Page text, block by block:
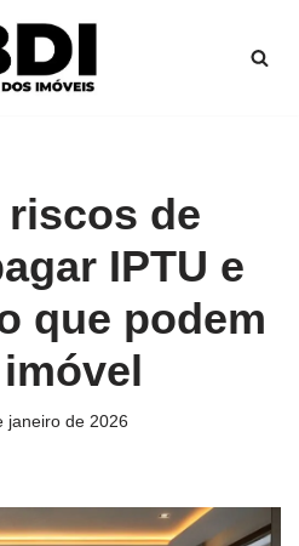
de
IPTU e
que podem
janeiro de 2026